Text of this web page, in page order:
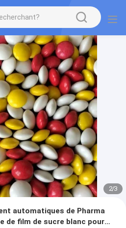
2/3
automatiques de Pharma
de film de sucre blanc pour